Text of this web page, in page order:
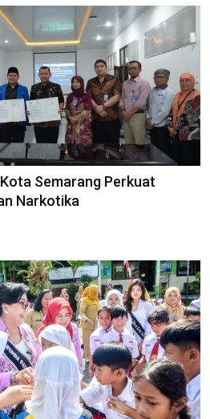
Semarang Perkuat
Narkotika